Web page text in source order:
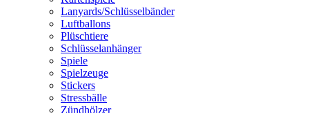
Lanyards/Schlüsselbänder
Luftballons
Plüschtiere
Schlüsselanhänger
Spiele
Spielzeuge
Stickers
Stressbälle
Zündhölzer